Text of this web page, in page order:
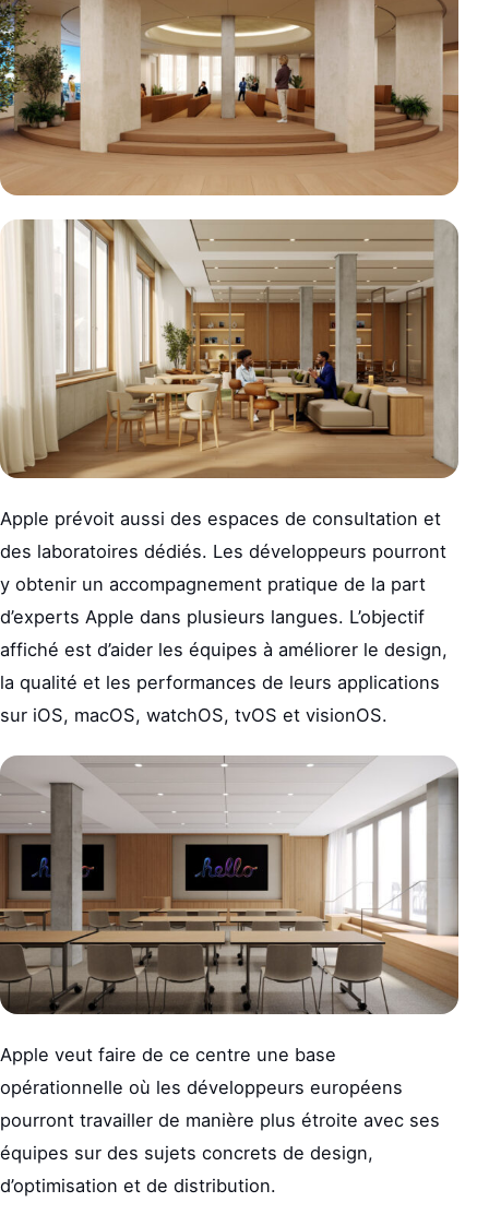
Apple prévoit aussi des espaces de consultation et
des laboratoires dédiés. Les développeurs pourront
y obtenir un accompagnement pratique de la part
d’experts Apple dans plusieurs langues. L’objectif
affiché est d’aider les équipes à améliorer le design,
la qualité et les performances de leurs applications
sur iOS, macOS, watchOS, tvOS et visionOS.
Apple veut faire de ce centre une base
opérationnelle où les développeurs européens
pourront travailler de manière plus étroite avec ses
équipes sur des sujets concrets de design,
d’optimisation et de distribution.